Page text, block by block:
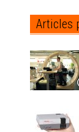
Articles